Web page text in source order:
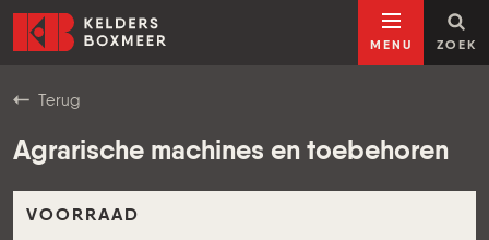
Ga naar inhoud
Kelders Boxmeer
MENU ZOEK
Terug
Agrarische machines en toebehoren
VOORRAAD